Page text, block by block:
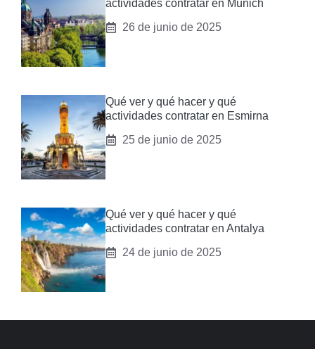
actividades contratar en Múnich
26 de junio de 2025
Qué ver y qué hacer y qué
actividades contratar en Esmirna
25 de junio de 2025
Qué ver y qué hacer y qué
actividades contratar en Antalya
24 de junio de 2025